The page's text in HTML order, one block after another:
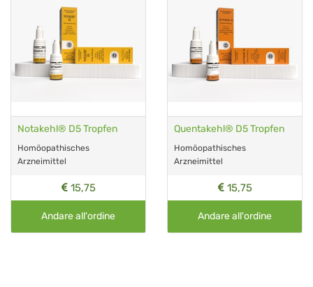
Notakehl® D5 Tropfen
Homöopathisches
Arzneimittel
15,75
Andare all'ordine
Quentakehl® D5 Tropfen
Homöopathisches
Arzneimittel
15,75
Andare all'ordine